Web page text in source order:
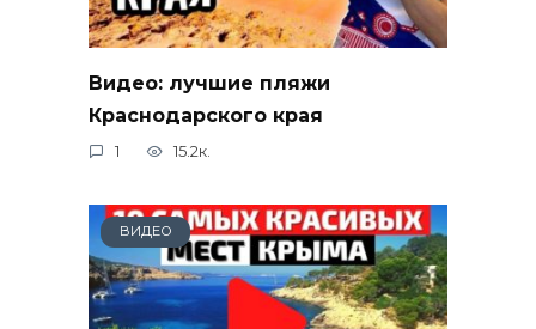
Видео: лучшие пляжи
Краснодарского края
1 15.2к.
ВИДЕО